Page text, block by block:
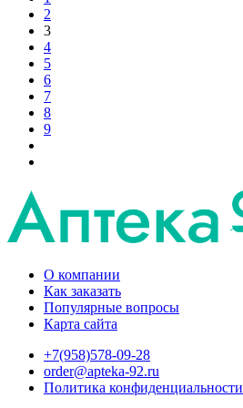
2
3
4
5
6
7
8
9
О компании
Как заказать
Популярные вопросы
Карта сайта
+7(958)578-09-28
order@apteka-92.ru
Политика конфиденциальности